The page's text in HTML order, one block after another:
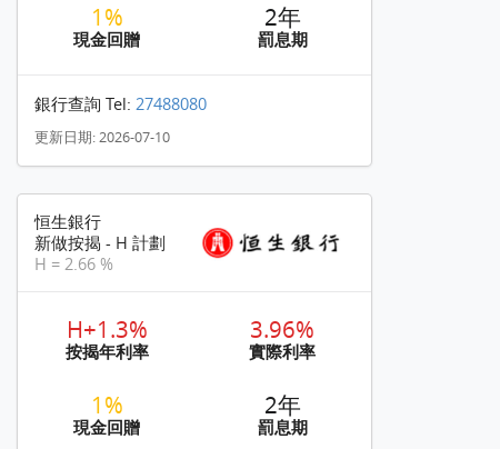
1%
現金回贈
2年
罰息期
銀行查詢 Tel:27488080
更新日期: 2026-07-10
恒生銀行
新做按揭 - H 計劃
H = 2.66 %
H+1.3%
按揭年利率
3.96%
實際利率
1%
現金回贈
2年
罰息期